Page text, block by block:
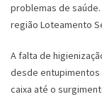
problemas de
região Loteamento
A falta de
desde entupimentos
caixa até o